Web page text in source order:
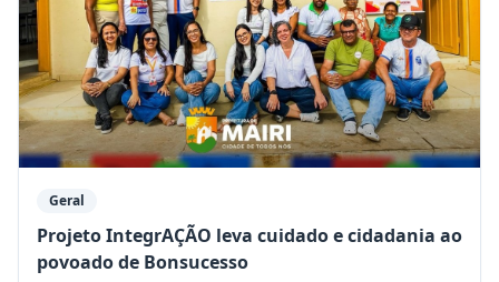
Geral
Projeto IntegrAÇÃO leva cuidado e cidadania ao
povoado de Bonsucesso